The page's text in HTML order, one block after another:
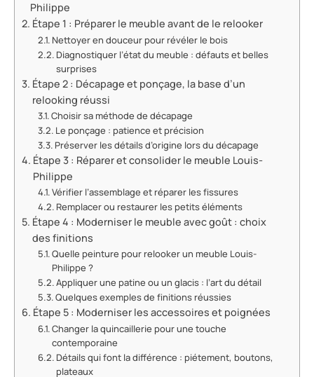
Philippe
Étape 1 : Préparer le meuble avant de le relooker
Nettoyer en douceur pour révéler le bois
Diagnostiquer l’état du meuble : défauts et belles
surprises
Étape 2 : Décapage et ponçage, la base d’un
relooking réussi
Choisir sa méthode de décapage
Le ponçage : patience et précision
Préserver les détails d’origine lors du décapage
Étape 3 : Réparer et consolider le meuble Louis-
Philippe
Vérifier l’assemblage et réparer les fissures
Remplacer ou restaurer les petits éléments
Étape 4 : Moderniser le meuble avec goût : choix
des finitions
Quelle peinture pour relooker un meuble Louis-
Philippe ?
Appliquer une patine ou un glacis : l’art du détail
Quelques exemples de finitions réussies
Étape 5 : Moderniser les accessoires et poignées
Changer la quincaillerie pour une touche
contemporaine
Détails qui font la différence : piétement, boutons,
plateaux